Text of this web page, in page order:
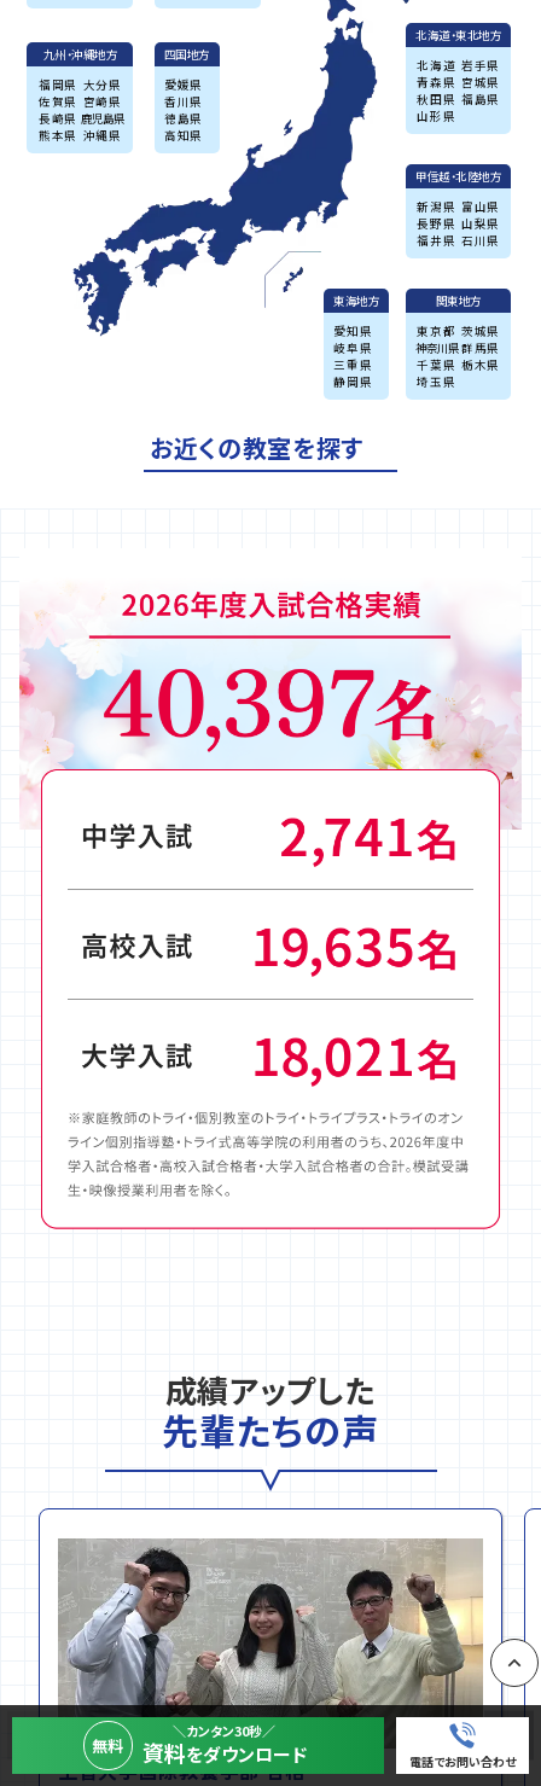
北海道・東北地方
北海道 岩手県
青森県 宮城県
秋田県 福島県
山形県
甲信越・北陸地方
新潟県 富山県
長野県 山梨県
福井県 石川県
関東地方
東京都 茨城県
神奈川県群馬県
千葉県 栃木県
埼玉県
東海地方
愛知県
岐阜県
三重県
静岡県
四国地方
愛媛県
香川県
徳島県
高知県
九州・沖縄地方
福岡県 大分県
佐賀県 宮崎県
長崎県 鹿児島県
熊本県 沖縄県
お近くの教室を探す
成績アップした
先輩たちの声
上智大学国際教養学部 合格
無料
＼カンタン30秒／
資料をダウンロード 電話でお問い合わせ